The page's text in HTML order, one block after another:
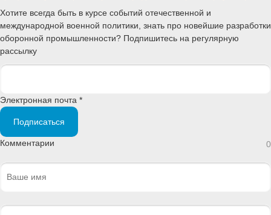
Хотите всегда быть в курсе событий отечественной и
международной военной политики, знать про новейшие разработки
оборонной промышленности? Подпишитесь на регулярную
рассылку
Электронная почта *
Подписаться
Комментарии 0